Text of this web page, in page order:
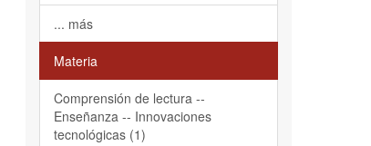
... más
Materia
Comprensión de lectura --
Enseñanza -- Innovaciones
tecnológicas (1)